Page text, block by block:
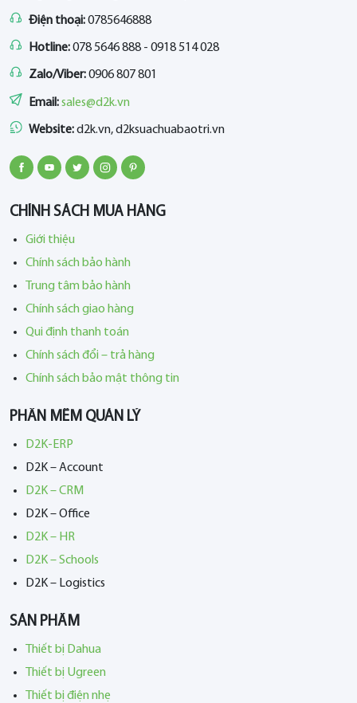
Điện thoại:0785646888
Hotline:078 5646 888 - 0918 514 028
Zalo/Viber:0906 807 801
Email:sales@d2k.vn
Website:d2k.vn, d2ksuachuabaotri.vn
CHÍNH SÁCH MUA HÀNG
Giới thiệu
Chính sách bảo hành
Trung tâm bảo hành
Chính sách giao hàng
Qui định thanh toán
Chính sách đổi – trả hàng
Chính sách bảo mật thông tin
PHẦN MỀM QUẢN LÝ
D2K-ERP
D2K – Account
D2K – CRM
D2K – Office
D2K – HR
D2K – Schools
D2K – Logistics
SẢN PHẨM
Thiết bị Dahua
Thiết bị Ugreen
Thiết bị điện nhẹ